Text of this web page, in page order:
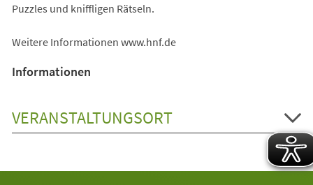
Puzzles und kniffligen Rätseln.
Weitere Informationen www.hnf.de
Informationen
VERANSTALTUNGSORT